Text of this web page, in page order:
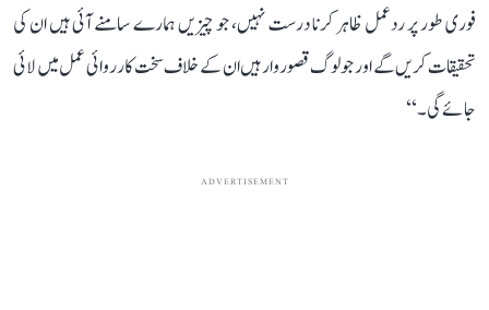
فوری طور پر ردعمل ظاہر کرنا درست نہیں، جو چیزیں ہمارے سامنے آئی ہیں ان کی
تحقیقات کریں گے اور جو لوگ قصوروار ہیں ان کے خلاف سخت کارروائی عمل میں لائی
جائے گی۔‘‘
ADVERTISEMENT